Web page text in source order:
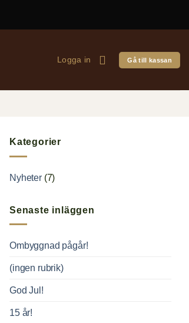
Logga in Gå till kassan
Kategorier
Nyheter(7)
Senaste inläggen
Ombyggnad pågår!
(ingen rubrik)
God Jul!
15 år!